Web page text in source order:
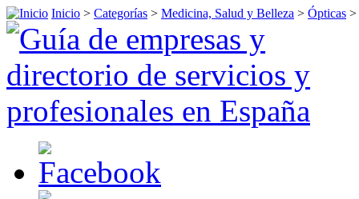
Inicio > Categorías > Medicina, Salud y Belleza > Ópticas >